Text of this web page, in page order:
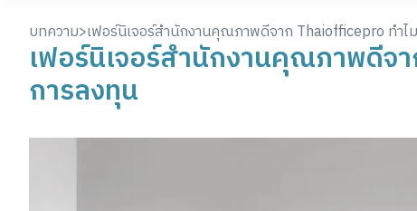
บทความ>เฟอร์นิเจอร์สำนักงานคุณภาพดีจาก Thaiofficepro ทำไ
เฟอร์นิเจอร์สำนักงานคุณภาพดีจ
การลงทุน